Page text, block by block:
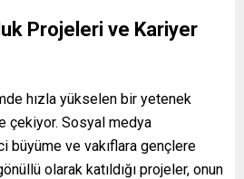
Projeleri ve Kariyer
hızla yükselen bir yetenek
çekiyor. Sosyal medya
büyüme ve vakıflara gençlere
olarak katıldığı projeler, onun